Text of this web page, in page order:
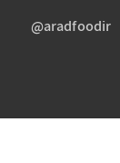
aradfoodir@